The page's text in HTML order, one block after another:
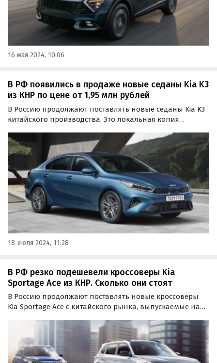
16 мая 2024, 10:06
В РФ появились в продаже новые седаны Kia K3
из КНР по цене от 1,95 млн рублей
В Россию продолжают поставлять новые седаны Kia K3
китайского производства. Это локальная копия
одном из классифайдов сейчас стартуют от 1 950 000
рублей, пишут «Автоновости дня».
18 июля 2024, 11:28
В РФ резко подешевели кроссоверы Kia
Sportage Ace из КНР. Сколько они стоят
В Россию продолжают поставлять новые кроссоверы
Kia Sportage Ace с китайского рынка, выпускаемые на
важно, цены на них со временем снижаются: по
крайней мере, если в июне они стоили на одном из…